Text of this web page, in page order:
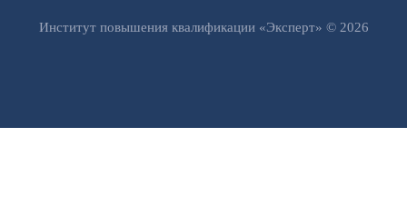
Институт повышения квалификации «Эксперт» © 2026